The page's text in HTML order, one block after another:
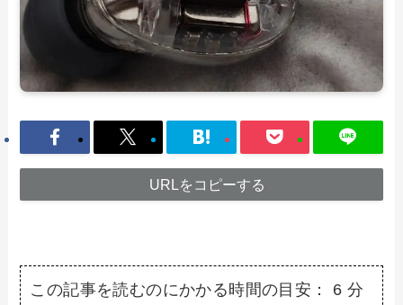
URLをコピーする
この記事を読むのにかかる時間の目安： 6 分